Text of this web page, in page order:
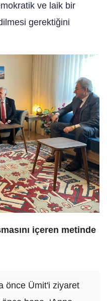
ve laik bir
gerektiğini
içeren metinde
önce Ümit'i ziyaret